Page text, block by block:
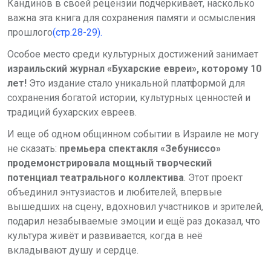
Кандинов в своей рецензии подчёркивает, насколько
важна эта книга для сохранения памяти и осмысления
прошлого(стр.28-29).
Особое место среди культурных достижений занимает
израильский журнал «Бухарские евреи», которому 10
лет! Это издание стало уникальной платформой для
сохранения богатой истории, культурных ценностей и
традиций бухарских евреев.
И еще об одном общинном событии в Израиле не могу
не сказать: премьера спектакля «Зебуниссо»
продемонстрировала мощный творческий
потенциал театрального коллектива. Этот проект
объединил энтузиастов и любителей, впервые
вышедших на сцену, вдохновил участников и зрителей,
подарил незабываемые эмоции и ещё раз доказал, что
культура живёт и развивается, когда в неё
вкладывают душу и сердце.